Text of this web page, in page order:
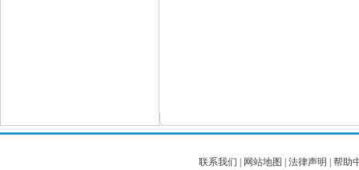
联系我们 网站地图 法律声明
帮助